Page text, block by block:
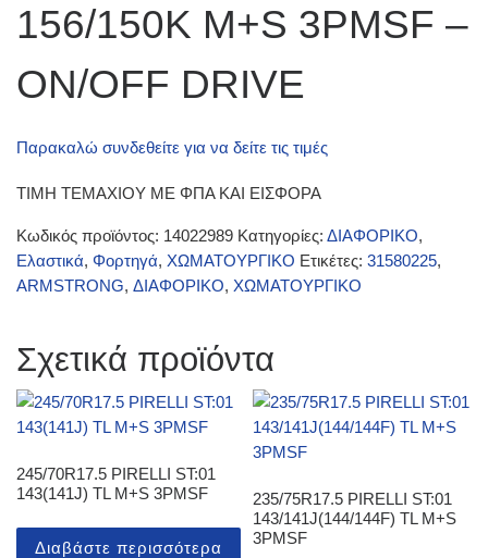
156/150K M+S 3PMSF –
ON/OFF DRIVE
Παρακαλώ συνδεθείτε για να δείτε τις τιμές
ΤΙΜΗ ΤΕΜΑΧΙΟΥ ΜΕ ΦΠΑ ΚΑΙ ΕΙΣΦΟΡΑ
Κωδικός προϊόντος: 14022989 Κατηγορίες: ΔΙΑΦΟΡΙΚΟ,
Ελαστικά, Φορτηγά, ΧΩΜΑΤΟΥΡΓΙΚΟ Ετικέτες: 31580225,
ARMSTRONG, ΔΙΑΦΟΡΙΚΟ, ΧΩΜΑΤΟΥΡΓΙΚΟ
Σχετικά προϊόντα
245/70R17.5 PIRELLI ST:01
143(141J) TL M+S 3PMSF
Διαβάστε περισσότερα
235/75R17.5 PIRELLI ST:01
143/141J(144/144F) TL M+S
3PMSF